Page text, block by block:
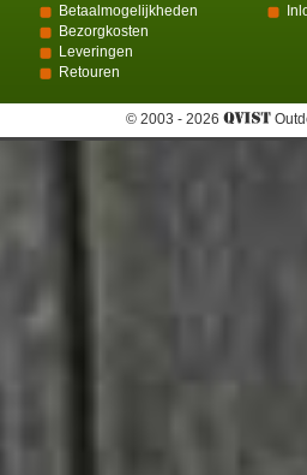
Betaalmogelijkheden
Bezorgkosten
Leveringen
Retouren
© 2003 - 2026